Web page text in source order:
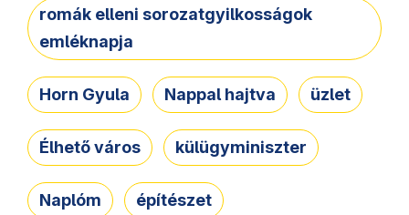
romák elleni sorozatgyilkosságok
emléknapja
Horn Gyula Nappal hajtva üzlet
Élhető város külügyminiszter
Naplóm építészet